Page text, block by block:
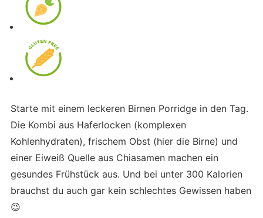
Starte mit einem leckeren Birnen Porridge in den Tag.
Die Kombi aus Haferlocken (komplexen
Kohlenhydraten), frischem Obst (hier die Birne) und
einer Eiweiß Quelle aus Chiasamen machen ein
gesundes Frühstück aus. Und bei unter 300 Kalorien
brauchst du auch gar kein schlechtes Gewissen haben
😉